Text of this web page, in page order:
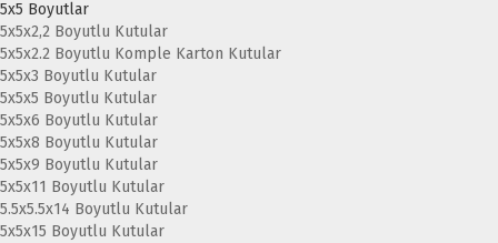
5x5 Boyutlar
5x5x2,2 Boyutlu Kutular
5x5x2.2 Boyutlu Komple Karton Kutular
5x5x3 Boyutlu Kutular
5x5x5 Boyutlu Kutular
5x5x6 Boyutlu Kutular
5x5x8 Boyutlu Kutular
5x5x9 Boyutlu Kutular
5x5x11 Boyutlu Kutular
5.5x5.5x14 Boyutlu Kutular
5x5x15 Boyutlu Kutular